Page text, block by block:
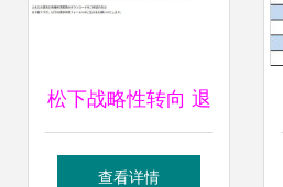
松下战略性转向 退
出液晶面板业务，
查看详情